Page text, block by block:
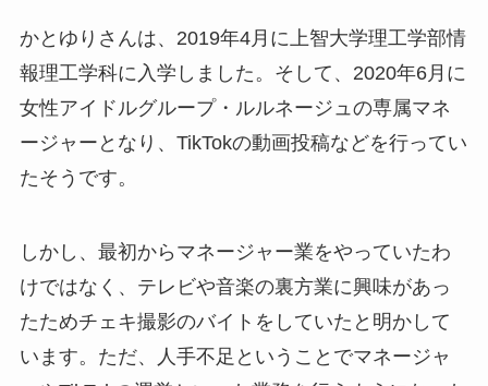
かとゆりさんは、2019年4月に上智大学理工学部情
報理工学科に入学しました。そして、2020年6月に
女性アイドルグループ・ルルネージュの専属マネ
ージャーとなり、TikTokの動画投稿などを行ってい
たそうです。
しかし、最初からマネージャー業をやっていたわ
けではなく、テレビや音楽の裏方業に興味があっ
たためチェキ撮影のバイトをしていたと明かして
います。ただ、人手不足ということでマネージャ